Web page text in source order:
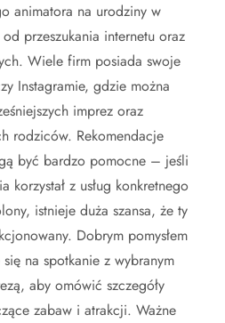
animatora na urodziny w
przeszukania internetu oraz
Wiele firm posiada swoje
Instagramie, gdzie można
imprez oraz
rodziców. Rekomendacje
być bardzo pomocne – jeśli
korzystał z usług konkretnego
istnieje duża szansa, że ty
Dobrym pomysłem
na spotkanie z wybranym
aby omówić szczegóły
zabaw i atrakcji. Ważne